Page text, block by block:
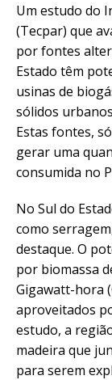
Um estudo do
(Tecpar) que
por fontes
Estado têm
usinas de
sólidos
Estas fontes,
gerar uma
consumida no
No Sul do
como
destaque. O
por biomassa
Gigawatt-hora
aproveitados
estudo, a
madeira que
para serem